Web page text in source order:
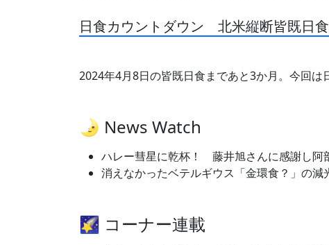
日食カウントダウン 北米縦断皆既日
2024年4月8日の皆既日食まであと3か月。今回は
🌛 News Watch
ハレー彗星に乾杯！ 藤井旭さんに感謝し阿
消えなかったベテルギウス「金環食？」の減
🌠 コーナー連載